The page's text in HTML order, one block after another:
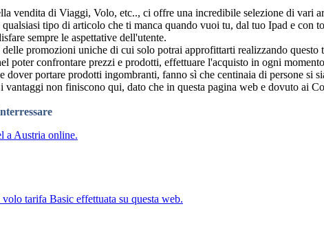
vendita di Viaggi, Volo, etc.., ci offre una incredibile selezione di vari
tipo di articolo che ti manca quando vuoi tu, dal tuo Ipad e con
sempre le aspettative dell'utente.
promozioni uniche di cui solo potrai approfittarti realizzando
confrontare prezzi e prodotti, effettuare l'acquisto in ogni
portare prodotti ingombranti, fanno sì che centinaia di persone si
vantaggi non finiscono qui, dato che in questa pagina web e dovuto ai
a Austria online.
tarifa Basic effettuata su questa web.